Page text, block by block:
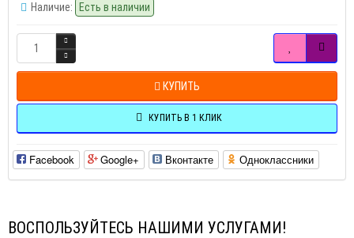
Наличие: Есть в наличии
КУПИТЬ
КУПИТЬ В 1 КЛИК
Facebook Google+ Вконтакте Одноклассники
ВОСПОЛЬЗУЙТЕСЬ НАШИМИ УСЛУГАМИ!